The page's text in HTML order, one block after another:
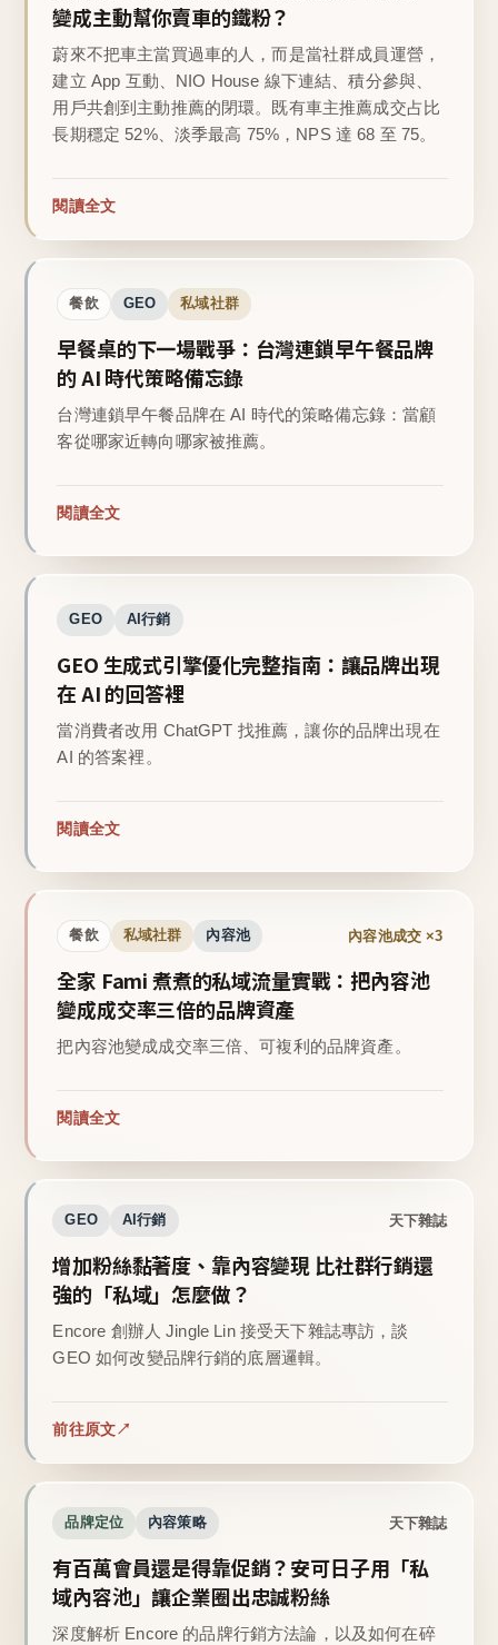
變成主動幫你賣車的鐵粉？
蔚來不把車主當買過車的人，而是當社群成員運營，
建立 App 互動、NIO House 線下連結、積分參與、
用戶共創到主動推薦的閉環。既有車主推薦成交占比
長期穩定 52%、淡季最高 75%，NPS 達 68 至 75。
閱讀全文
餐飲 GEO 私域社群
早餐桌的下一場戰爭：台灣連鎖早午餐品牌
的 AI 時代策略備忘錄
台灣連鎖早午餐品牌在 AI 時代的策略備忘錄：當顧
客從哪家近轉向哪家被推薦。
閱讀全文
GEO AI行銷
GEO 生成式引擎優化完整指南：讓品牌出現
在 AI 的回答裡
當消費者改用 ChatGPT 找推薦，讓你的品牌出現在
AI 的答案裡。
閱讀全文
餐飲 私域社群 內容池 內容池成交 ×3
全家 Fami 煮煮的私域流量實戰：把內容池
變成成交率三倍的品牌資產
把內容池變成成交率三倍、可複利的品牌資產。
閱讀全文
GEO AI行銷 天下雜誌
增加粉絲黏著度、靠內容變現 比社群行銷還
強的「私域」怎麼做？
Encore 創辦人 Jingle Lin 接受天下雜誌專訪，談
GEO 如何改變品牌行銷的底層邏輯。
前往原文
品牌定位 內容策略 天下雜誌
有百萬會員還是得靠促銷？安可日子用「私
域內容池」讓企業圈出忠誠粉絲
深度解析 Encore 的品牌行銷方法論，以及如何在碎